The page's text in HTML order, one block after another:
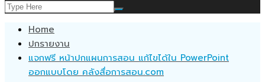
Home
ปกรายงาน
แจกฟรี หน้าปกแผนการสอน แก้ไขได้ใน PowerPoint
ออกแบบโดย คลังสื่อการสอน.com